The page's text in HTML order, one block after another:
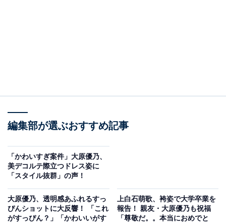
編集部が選ぶおすすめ記事
「かわいすぎ案件」大原優乃、
美デコルテ際立つドレス姿に
「スタイル抜群」の声！
大原優乃、透明感あふれるすっ
ぴんショットに大反響！ 「これ
がすっぴん？」「かわいいがす
上白石萌歌、袴姿で大学卒業を
報告！ 親友・大原優乃も祝福
「尊敬だ。。本当におめでと